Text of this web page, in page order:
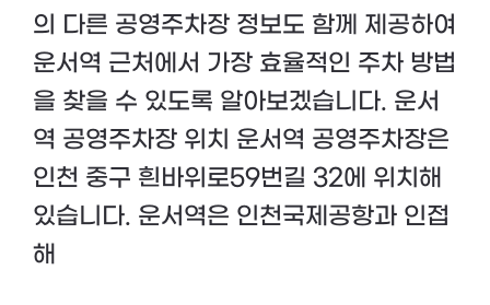
의 다른 공영주차장 정보도 함께 제공하여
운서역 근처에서 가장 효율적인 주차 방법
을 찾을 수 있도록 알아보겠습니다. 운서
역 공영주차장 위치 운서역 공영주차장은
인천 중구 흰바위로59번길 32에 위치해
있습니다. 운서역은 인천국제공항과 인접
해